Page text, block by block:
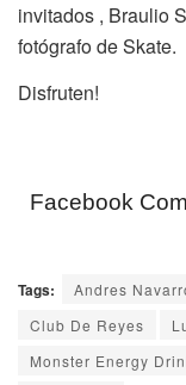
invitados , Braulio
fotógrafo de Skate.
Disfruten!
Facebook
Tags: Andres
Club De Reyes
Monster Energy